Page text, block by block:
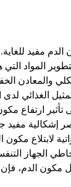
مفيد
المواد
والمعادن
الغذائي
ارتفاع
إشكالية مفيد
لابتلاع
الجهاز
الدم، فإن